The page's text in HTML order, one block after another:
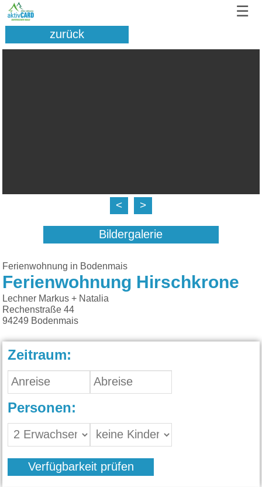
☰
zurück
< >
Bildergalerie
Ferienwohnung in Bodenmais
Ferienwohnung Hirschkrone
Lechner Markus + Natalia
Rechenstraße 44
94249 Bodenmais
Zeitraum:
Personen:
Verfügbarkeit prüfen